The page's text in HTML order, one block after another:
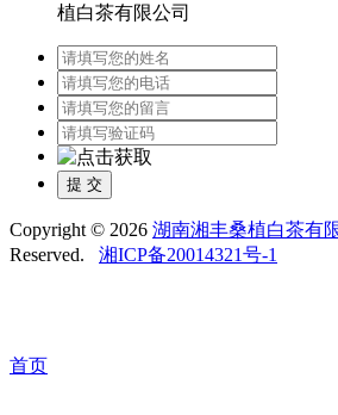
植白茶有限公司
提 交
Copyright © 2026 湖南湘丰桑植白茶有
Reserved. 湘ICP备20014321号-1
首页